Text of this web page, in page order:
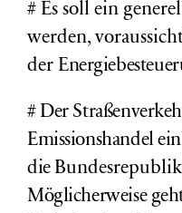
# Es soll ein
werden,
der
# Der
Emissionshandel
die Bundesrepublik
Möglicherweise